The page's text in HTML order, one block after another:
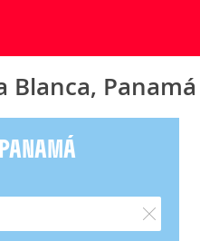
Blanca, Panamá